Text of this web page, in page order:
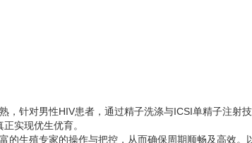
，针对男性HIV患者，通过精子洗涤与ICSI单精子注
实现优生优育。
的生殖专家的操作与把控，从而确保周期顺畅及高效